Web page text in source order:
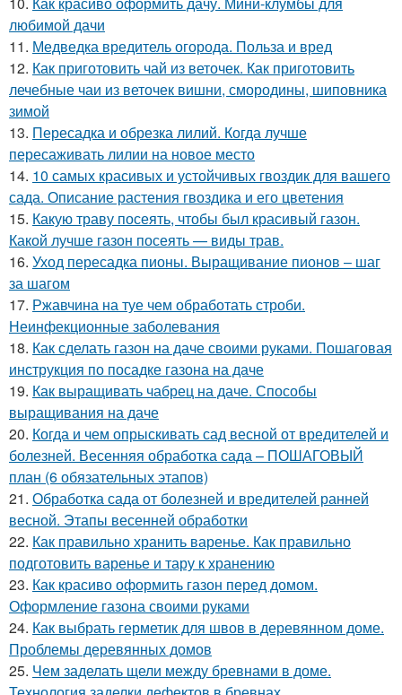
любимой дачи
11. Медведка вредитель огорода. Польза и вред
12. Как приготовить чай из веточек. Как приготовить
лечебные чаи из веточек вишни, смородины, шиповника
зимой
13. Пересадка и обрезка лилий. Когда лучше
пересаживать лилии на новое место
14. 10 самых красивых и устойчивых гвоздик для вашего
сада. Описание растения гвоздика и его цветения
15. Какую траву посеять, чтобы был красивый газон.
Какой лучше газон посеять — виды трав.
16. Уход пересадка пионы. Выращивание пионов – шаг
за шагом
17. Ржавчина на туе чем обработать строби.
Неинфекционные заболевания
18. Как сделать газон на даче своими руками. Пошаговая
инструкция по посадке газона на даче
19. Как выращивать чабрец на даче. Способы
выращивания на даче
20. Когда и чем опрыскивать сад весной от вредителей и
болезней. Весенняя обработка сада – ПОШАГОВЫЙ
план (6 обязательных этапов)
21. Обработка сада от болезней и вредителей ранней
весной. Этапы весенней обработки
22. Как правильно хранить варенье. Как правильно
подготовить варенье и тару к хранению
23. Как красиво оформить газон перед домом.
Оформление газона своими руками
24. Как выбрать герметик для швов в деревянном доме.
Проблемы деревянных домов
25. Чем заделать щели между бревнами в доме.